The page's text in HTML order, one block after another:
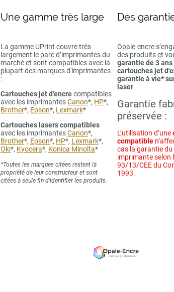
Une gamme très large
La gamme UPrint couvre très
largement le parc d’imprimantes du
marché et sont compatibles avec la
plupart des marques d'imprimantes
:
Cartouches jet d’encrecompatibles
avec les imprimantesCanon*, HP*,
Brother*, Epson*, Lexmark*
Cartouches lasers compatibles
avec les imprimantesCanon*,
Brother*, Epson*, HP*, Lexmark*,
Oki*, Kyocera*, Konica Minolta*
*Toutes les marques citées restent la
propriété de leur constructeur et sont
citées à seule fin d’identifier les produits.
Des
Opale-encre
des produits et
garantie de 3 ans
cartouches jet
garantie à vie*
laser.
Garantie
préservée :
L’utilisation d’une
compatible
cas la garantie
imprimante selon
93/13/CEE du
1993.